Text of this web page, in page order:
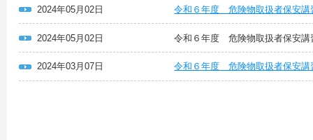
2024年05月02日 令和６年度 危険物取扱者保安講
2024年05月02日 令和６年度 危険物取扱者保安講
2024年03月07日 令和６年度 危険物取扱者保安講